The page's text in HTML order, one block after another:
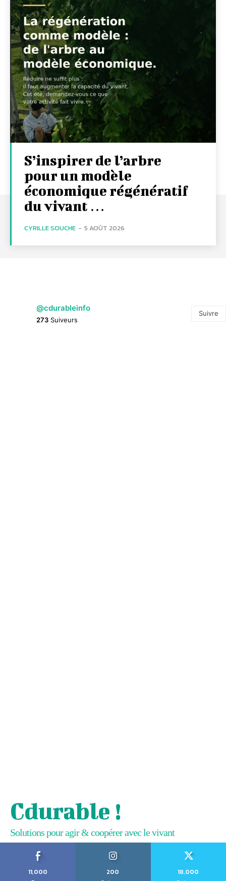
S’inspirer de l’arbre
pour un modèle
économique régénératif
du vivant …
CYRILLE SOUCHE - 5 AOÛT 2026
@cdurableinfo
273 Suiveurs
Suivre
Cdurable !
Solutions pour agir & coopérer avec le vivant
11,000
200
18,000